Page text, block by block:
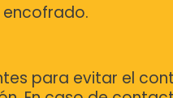
para evitar el